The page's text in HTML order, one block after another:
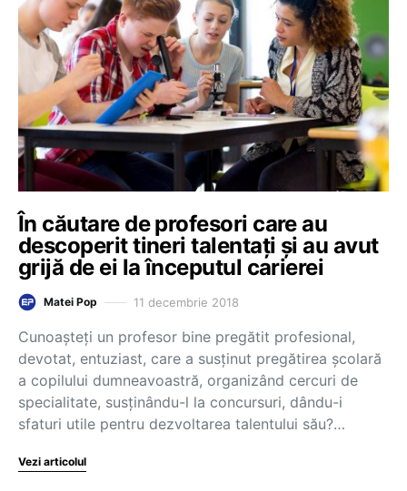
În căutare de profesori care au
descoperit tineri talentați și au avut
grijă de ei la începutul carierei
Matei Pop 11 decembrie 2018
Cunoașteți un profesor bine pregătit profesional,
devotat, entuziast, care a susținut pregătirea școlară
a copilului dumneavoastră, organizând cercuri de
specialitate, susținându-l la concursuri, dându-i
sfaturi utile pentru dezvoltarea talentului său?…
Vezi articolul